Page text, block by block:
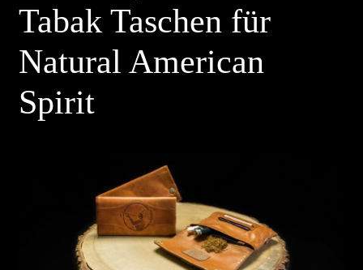
Tabak Taschen für
Natural American
Spirit